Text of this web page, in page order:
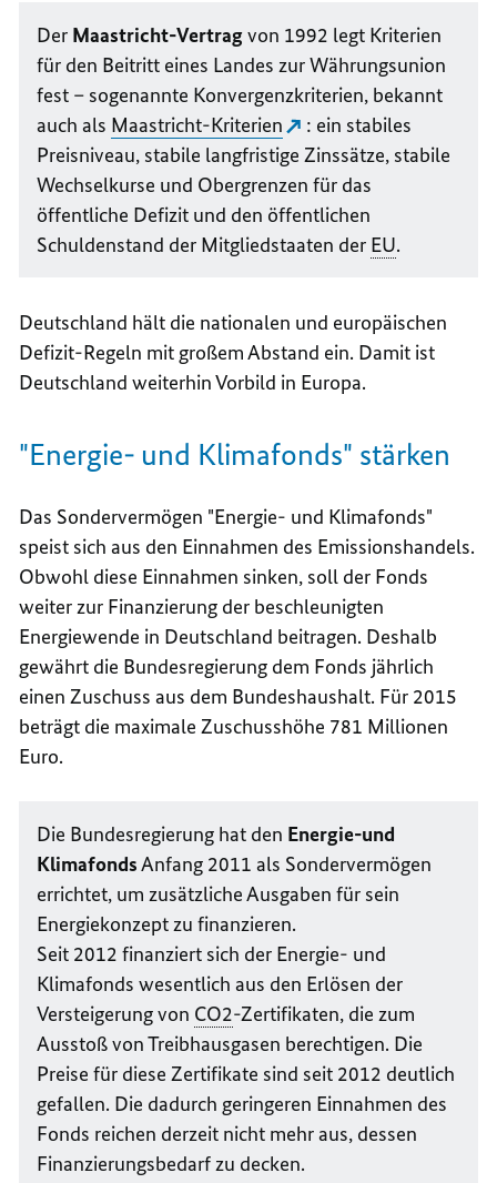
Der Maastricht-Vertragvon 1992 legt Kriterien
für den Beitritt eines Landes zur Währungsunion
fest – sogenannte Konvergenzkriterien, bekannt
auch als Maastricht-Kriterien
: ein stabiles
Preisniveau, stabile langfristige Zinssätze, stabile
Wechselkurse und Obergrenzen für das
öffentliche Defizit und den öffentlichen
Schuldenstand der Mitgliedstaaten der EU.
Deutschland hält die nationalen und europäischen
Defizit-Regeln mit großem Abstand ein. Damit ist
Deutschland weiterhin Vorbild in Europa.
"Energie- und Klimafonds" stärken
Das Sondervermögen "Energie- und Klimafonds"
speist sich aus den Einnahmen des Emissionshandels.
Obwohl diese Einnahmen sinken, soll der Fonds
weiter zur Finanzierung der beschleunigten
Energiewende in Deutschland beitragen. Deshalb
gewährt die Bundesregierung dem Fonds jährlich
einen Zuschuss aus dem Bundeshaushalt. Für 2015
beträgt die maximale Zuschusshöhe 781 Millionen
Euro.
Die Bundesregierung hat den Energie-und
KlimafondsAnfang 2011 als Sondervermögen
errichtet, um zusätzliche Ausgaben für sein
Energiekonzept zu finanzieren.
Seit 2012 finanziert sich der Energie- und
Klimafonds wesentlich aus den Erlösen der
Versteigerung von CO2-Zertifikaten, die zum
Ausstoß von Treibhausgasen berechtigen. Die
Preise für diese Zertifikate sind seit 2012 deutlich
gefallen. Die dadurch geringeren Einnahmen des
Fonds reichen derzeit nicht mehr aus, dessen
Finanzierungsbedarf zu decken.